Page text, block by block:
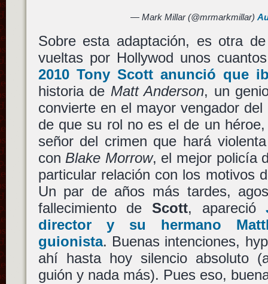
— Mark Millar (@mrmarkmillar)
Sobre esta adaptación, es otra
vueltas por Hollywod unos
2010 Tony Scottanunció que
historia de Matt Anderson, un
convierte en el mayor vengador
de que su rol no es el de un
señor del crimen que hará
con Blake Morrow, el mejor policía
particular relación con los motivos
Un par de años más tardes,
fallecimiento de Scott, apareció
director y su hermano
guionista. Buenas intenciones,
ahí hasta hoy silencio absoluto
guión y nada más). Pues eso,